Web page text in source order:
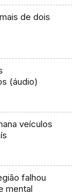
de dois
(áudio)
veículos
falhou
mental